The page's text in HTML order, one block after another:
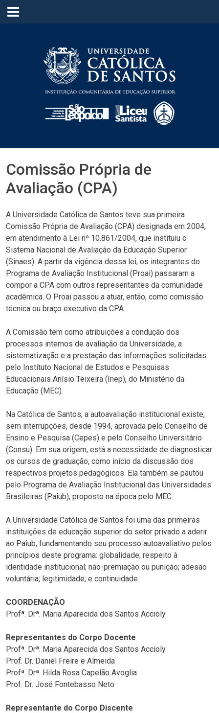
≡
Comissão Própria de
Avaliação (CPA)
A Universidade Católica de Santos teve sua primeira
Comissão Própria de Avaliação (CPA) designada em 2004,
em atendimento à Lei nº 10.861/2004, que instituiu o
Sistema Nacional de Avaliação da Educação Superior
(Sinaes). A partir da vigência dessa lei, os integrantes do
Programa de Avaliação Institucional (Proai) passaram a
compor a CPA com outros representantes da comunidade
acadêmica. O Proai passou a atuar, então, como comissão
técnica ou braço executivo da CPA.
A Comissão tem como atribuições a condução dos
processos internos de avaliação da Universidade, a
sistematização e a prestação das informações solicitadas
pelo Instituto Nacional de Estudos e Pesquisas
Educacionais Anísio Teixeira (Inep), do Ministério da
Educação (MEC).
Na Católica de Santos, a autoavaliação institucional existe,
sem interrupções, desde 1994, aprovada pelo Conselho de
Ensino e Pesquisa (Cepes) e pelo Conselho Universitário
(Consu). Em sua origem, está a necessidade de diagnosticar
os cursos de graduação, como início da discussão dos
respectivos projetos pedagógicos. Ela também se pautou
pelo Programa de Avaliação Institucional das Universidades
Brasileiras (Paiub), proposto na época pelo MEC.
A Universidade Católica de Santos foi uma das primeiras
instituições de educação superior do setor privado a aderir
ao Paiub, fundamentando seu processo autoavaliativo pelos
princípios deste programa: globalidade; respeito à
identidade institucional; não-premiação ou punição; adesão
voluntária; legitimidade; e continuidade.
COORDENAÇÃO
Profª. Drª. Maria Aparecida dos Santos Accioly
Representantes do Corpo Docente
Profª. Drª. Maria Aparecida dos Santos Accioly
Prof. Dr. Daniel Freire e Almeida
Profª. Drª. Hilda Rosa Capelão Avoglia
Prof. Dr. José Fontebasso Neto
Representante do Corpo Discente